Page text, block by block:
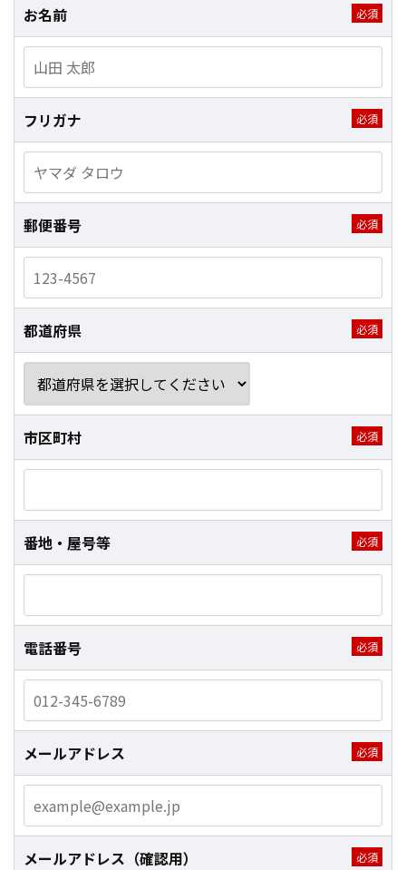
お名前
フリガナ
郵便番号
都道府県
市区町村
番地・屋号等
電話番号
メールアドレス
メールアドレス （確認用）